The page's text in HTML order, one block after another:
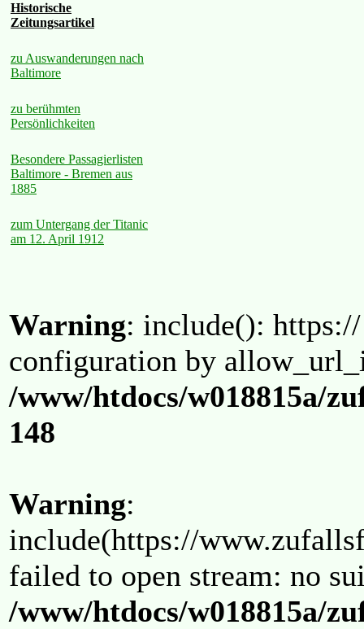
Historische
Zeitungsartikel
zu Auswanderungen nach
Baltimore
zu berühmten
Persönlichkeiten
Besondere Passagierlisten
Baltimore - Bremen aus
1885
zum Untergang der Titanic
am 12. April 1912
Warning: include():
configuration by
/www/htdocs/w018815a/
148
Warning:
include(https://
failed to open stream: no
/www/htdocs/w018815a/